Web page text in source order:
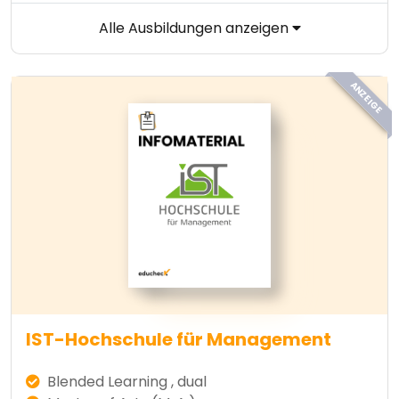
Alle Ausbildungen anzeigen
ANZEIGE
IST-Hochschule für Management
Blended Learning , dual